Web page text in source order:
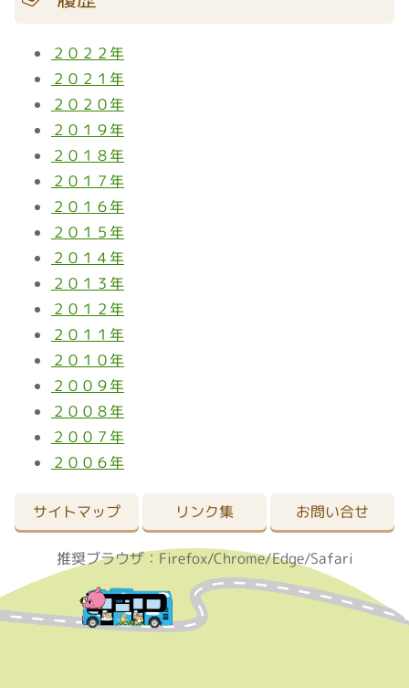
２０２２年
２０２１年
２０２０年
２０１９年
２０１８年
２０１７年
２０１６年
２０１５年
２０１４年
２０１３年
２０１２年
２０１１年
２０１０年
２００９年
２００８年
２００７年
２００６年
サイトマップ リンク集 お問い合せ
推奨ブラウザ：Firefox/Chrome/Edge/Safari